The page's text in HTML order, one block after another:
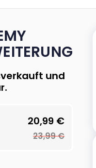
und
20,99 €
23,99€